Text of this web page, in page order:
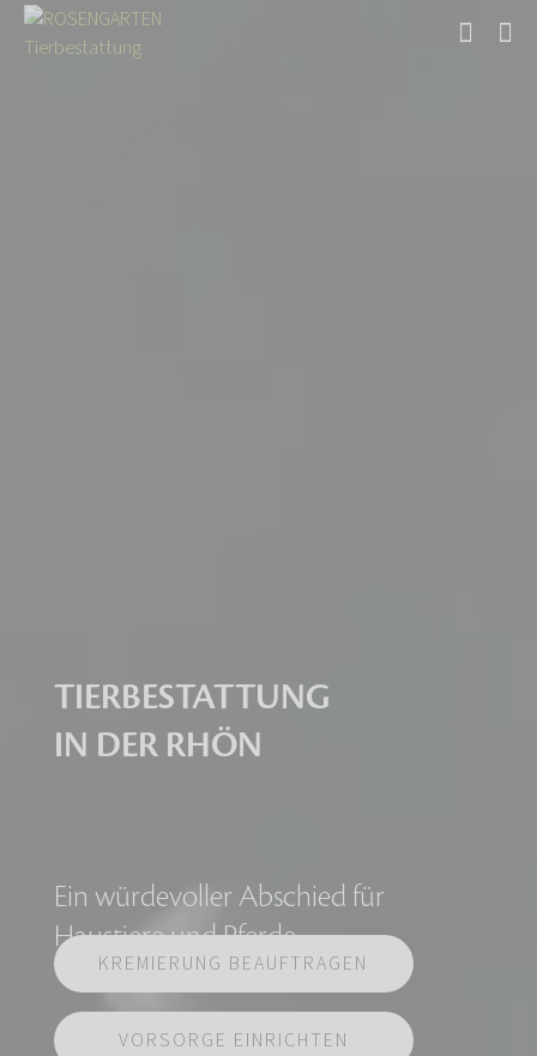
TIERBESTATTUNG
IN DER RHÖN
Ein würdevoller Abschied für
Haustiere und Pferde
KREMIERUNG BEAUFTRAGEN
VORSORGE EINRICHTEN